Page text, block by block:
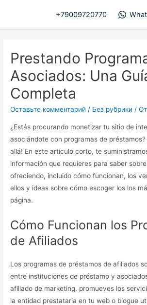
содержимому
+79009720770
Prestando
Asociados: Una
Completa
Оставьте комментарий / Без рубрики / От
¿Estás procurando monetizar tu sitio de
asociándote con programas de préstamos?
allá! En este artículo corto, te
información que requieres para saber
ofreciendo, incluido cómo funcionan, los
ellos y ideas sobre cómo escoger los los
página.
Cómo Funcionan los
de Afiliados
Los programas de préstamos de afiliados
entre instituciones de préstamo y
afiliado de marketing, promueves los
la entidad prestataria en tu web o blogue